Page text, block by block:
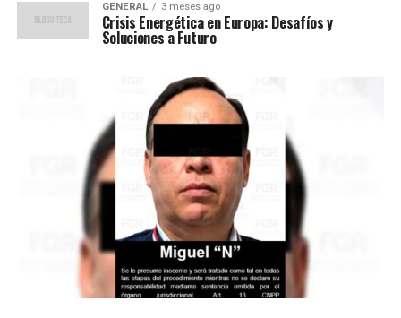
GENERAL 3 meses ago
Crisis Energética en Europa: Desafíos y
Soluciones a Futuro